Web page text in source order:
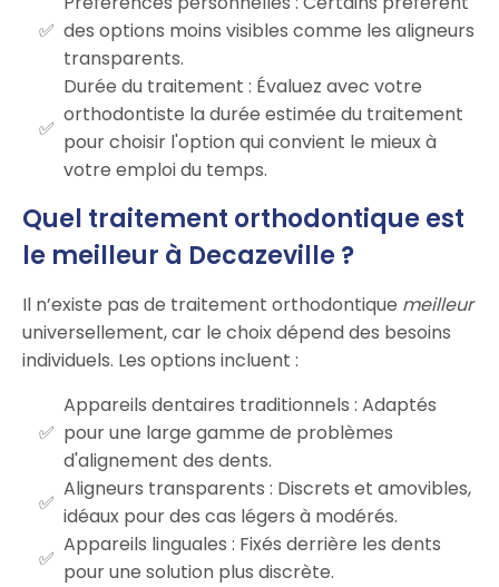
des options moins visibles comme les aligneurs
transparents.
Durée du traitement : Évaluez avec votre
orthodontiste la durée estimée du traitement
pour choisir l'option qui convient le mieux à
votre emploi du temps.
Quel traitement orthodontique est
le meilleur à Decazeville ?
Il n’existe pas de traitement orthodontique meilleur
universellement, car le choix dépend des besoins
individuels. Les options incluent :
Appareils dentaires traditionnels : Adaptés
pour une large gamme de problèmes
d'alignement des dents.
Aligneurs transparents : Discrets et amovibles,
idéaux pour des cas légers à modérés.
Appareils linguales : Fixés derrière les dents
pour une solution plus discrète.